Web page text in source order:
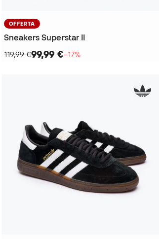
OFFERTA
Sneakers Superstar II
119,99 €99,99 €−17%